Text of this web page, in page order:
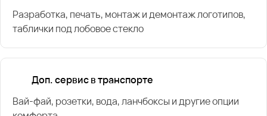
Разработка, печать, монтаж и демонтаж логотипов,
таблички под лобовое стекло
Доп. сервис в транспорте
Вай-фай, розетки, вода, ланчбоксы и другие опции